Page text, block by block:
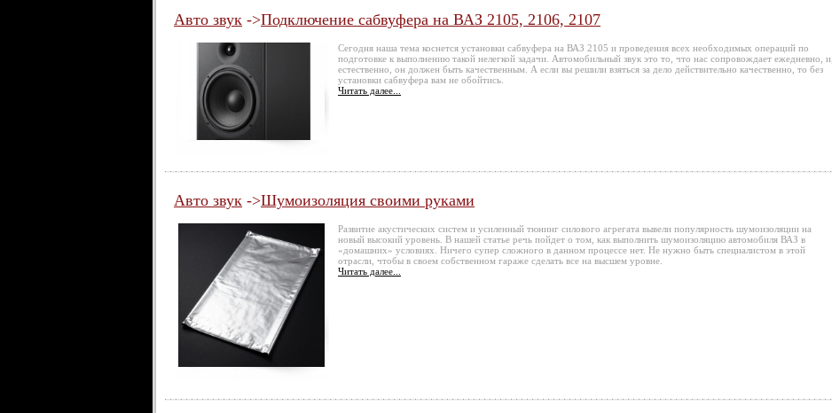
Авто звук ->Подключение сабвуфера на ВАЗ 2105, 2106, 2107
Сегодня наша тема коснется установки сабвуфера на ВАЗ 2105 и проведения всех необходимых операций по
подготовке к выполнению такой нелегкой задачи. Автомобильный звук это то, что нас сопровождает ежедневно, и,
естественно, он должен быть качественным. А если вы решили взяться за дело действительно качественно, то без
установки сабвуфера вам не обойтись.
Читать далее...
Авто звук ->Шумоизоляция своими руками
Развитие акустических систем и усиленный тюнинг силового агрегата вывели популярность шумоизоляции на
новый высокий уровень. В нашей статье речь пойдет о том, как выполнить шумоизоляцию автомобиля ВАЗ в
«домашних» условиях. Ничего супер сложного в данном процессе нет. Не нужно быть специалистом в этой
отрасли, чтобы в своем собственном гараже сделать все на высшем уровне.
Читать далее...